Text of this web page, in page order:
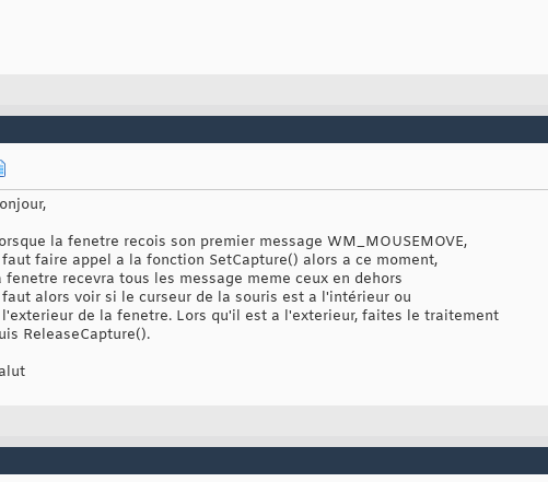
la fenetre recois son premier message WM_MOUSEMOVE,
faire appel a la fonction SetCapture() alors a ce moment,
fenetre recevra tous les message meme ceux en dehors
alors voir si le curseur de la souris est a l'intérieur ou
l'exterieur de la fenetre. Lors qu'il est a l'exterieur, faites le traitement
ReleaseCapture().